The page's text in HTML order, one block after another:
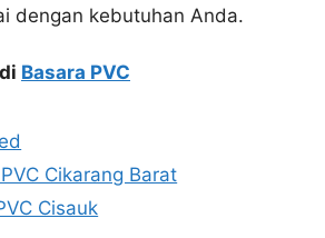
dengan kebutuhan Anda.
Basara PVC
Cikarang Barat
Cisauk